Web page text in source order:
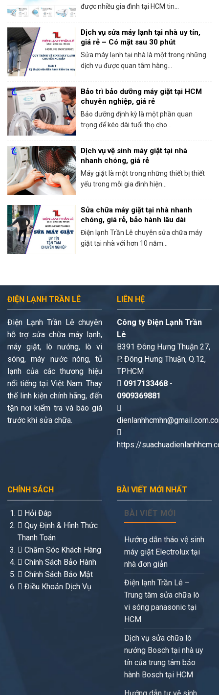
được nhiều gia đình tại HCM tin...
Dịch vụ sửa máy lạnh tại nhà uy tín,
giá rẻ – Có mặt sau 30 phút
Sửa máy lạnh tại nhà là một trong những
dịch vụ được quan tâm hàng...
Bảo trì bảo dưỡng máy giặt tại HCM
chuyên nghiệp, giá rẻ
Bảo dưỡng định kỳ là một phần quan
trọng để kéo dài tuổi thọ cho...
Dịch vụ vệ sinh máy giặt tại nhà
nhanh chóng, giá rẻ
Máy giặt là một trong những thiết bị thiết
yếu trong mỗi gia đình hiện...
Sửa chữa máy giặt tại nhà nhanh
chóng, giá rẻ, bảo hành lâu dài
Điện lạnh Trần Lê chuyên sửa chữa máy
giặt tại nhà với hơn 10 năm...
ĐIỆN LẠNH TRẦN LÊ
Điện Lạnh Trần Lê chuyên
hỗ trợ sửa chữa máy lạnh,
máy giặt, lò nướng, lò vi
sóng, máy nước nóng, tủ
lạnh của các thương hiệu
nổi tiếng tại Việt Nam. Thay
thế linh kiện chính hãng, đến
tận nơi kiểm tra và báo giá
trước khi sửa chữa.
LIÊN HỆ
Công ty Điện Lạnh Trần
Lê
B391 Đông Hưng Thuận 27,
P. Đông Hưng Thuận, Q.12,
TPHCM
0917133468 -
0909369881
https://
CHÍNH SÁCH
Hỏi Đáp
Quy Định & Hình Thức
Thanh Toán
Chăm Sóc Khách Hàng
Chính Sách Bảo Hành
Chính Sách Bảo Mật
Điều Khoản Dịch Vụ
BÀI VIẾT MỚI NHẤT
BÀI VIẾT MỚI
Hướng dẫn tháo vệ sinh
máy giặt Electrolux tại
nhà đơn giản
Điện lạnh Trần Lê –
Trung tâm sửa chữa lò
vi sóng panasonic tại
HCM
Dịch vụ sửa chữa lò
nướng Bosch tại nhà uy
tín của trung tâm bảo
hành Bosch tại HCM
Hướng dẫn tự vệ sinh